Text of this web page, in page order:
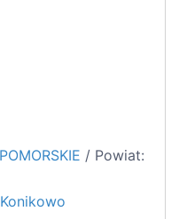
/ Powiat:
Konikowo